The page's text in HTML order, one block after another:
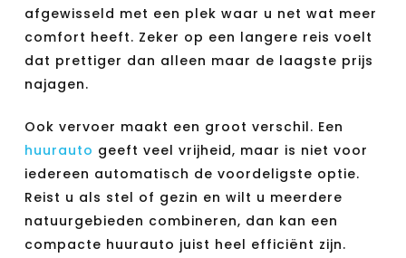
afgewisseld met een plek waar u net wat meer
comfort heeft. Zeker op een langere reis voelt
dat prettiger dan alleen maar de laagste prijs
najagen.
Ook vervoer maakt een groot verschil. Een
huurauto geeft veel vrijheid, maar is niet voor
iedereen automatisch de voordeligste optie.
Reist u als stel of gezin en wilt u meerdere
natuurgebieden combineren, dan kan een
compacte huurauto juist heel efficiënt zijn.